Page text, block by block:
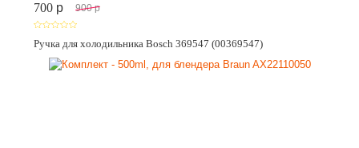
700 p 900 p
Ручка для холодильника Bosch 369547 (00369547)